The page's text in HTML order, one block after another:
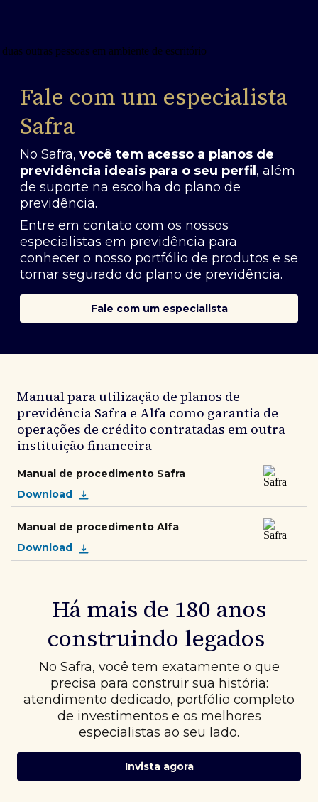
Fale com um especialista
Safra
No Safra, você tem acesso a planos de
previdência ideais para o seu perfil , além
de suporte na escolha do plano de
previdência.
Entre em contato com os nossos
especialistas em previdência para
conhecer o nosso portfólio de produtos e se
tornar segurado do plano de previdência.
Fale com um especialista
Manual para utilização de planos de
previdência Safra e Alfa como garantia de
operações de crédito contratadas em outra
instituição financeira
Manual de procedimento Safra
Download
Manual de procedimento Alfa
Download
Há mais de 180 anos
construindo legados
No Safra, você tem exatamente o que
precisa para construir sua história:
atendimento dedicado, portfólio completo
de investimentos e os melhores
especialistas ao seu lado.
Invista agora